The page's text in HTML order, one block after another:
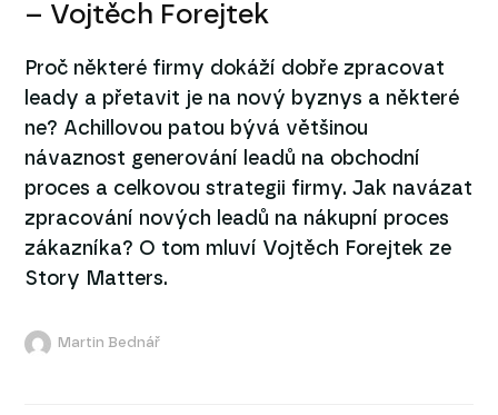
– Vojtěch Forejtek
Proč některé firmy dokáží dobře zpracovat
leady a přetavit je na nový byznys a některé
ne? Achillovou patou bývá většinou
návaznost generování leadů na obchodní
proces a celkovou strategii firmy. Jak navázat
zpracování nových leadů na nákupní proces
zákazníka? O tom mluví Vojtěch Forejtek ze
Story Matters.
Martin Bednář